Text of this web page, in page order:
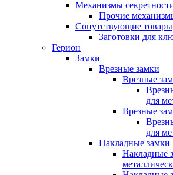
Механизмы
Прочие
Сопутствующие товары
Заготовки для
Герион
Замки
Врезные замки
Врезные
для
Врезные
для
Накладные замки
Накладные